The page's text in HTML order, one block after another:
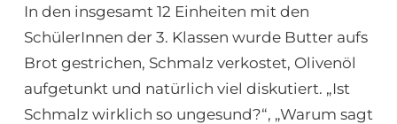
In den insgesamt 12 Einheiten mit den
SchülerInnen der 3. Klassen wurde Butter aufs
Brot gestrichen, Schmalz verkostet, Olivenöl
aufgetunkt und natürlich viel diskutiert. „Ist
Schmalz wirklich so ungesund?“, „Warum sagt